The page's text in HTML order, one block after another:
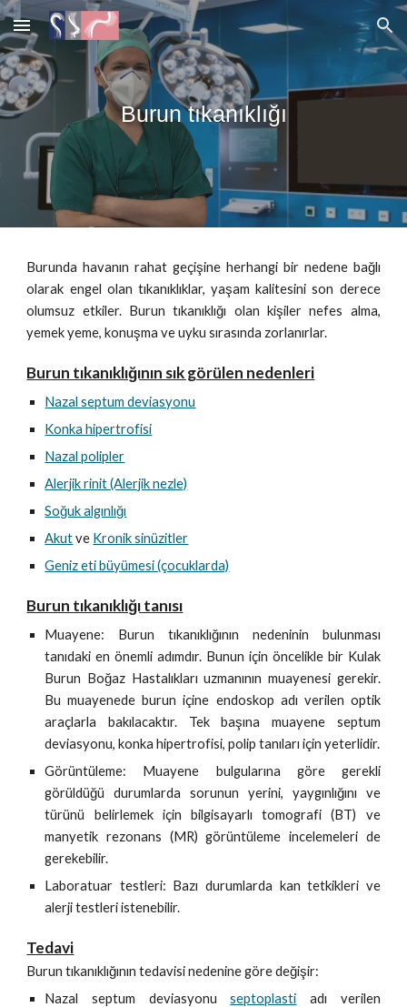
Skip to main content Skip to navigation
Burun tıkanıklığı
Burunda havanın rahat geçişine herhangi bir nedene bağlı
olarak engel olan tıkanıklıklar, yaşam kalitesini son derece
olumsuz etkiler. Burun tıkanıklığı olan kişiler nefes alma,
yemek yeme, konuşma ve uyku sırasında zorlanırlar.
Burun tıkanıklığının sık görülen nedenleri
Nazal septum deviasyonu
Konka hipertrofisi
Nazal polipler
Alerjik rinit (Alerjik nezle)
Soğuk algınlığı
Akutve Kronik sinüzitler
Geniz eti büyümesi (çocuklarda)
Burun tıkanıklığı tanısı
Muayene: Burun tıkanıklığının nedeninin bulunması
tanıdaki en önemli adımdır. Bunun için öncelikle bir Kulak
Burun Boğaz Hastalıkları uzmanının muayenesi gerekir.
Bu muayenede burun içine endoskop adı verilen optik
araçlarla bakılacaktır. Tek başına muayene septum
deviasyonu, konka hipertrofisi, polip tanıları için yeterlidir.
Görüntüleme: Muayene bulgularına göre gerekli
görüldüğü durumlarda sorunun yerini, yaygınlığını ve
türünü belirlemek için bilgisayarlı tomografi (BT) ve
manyetik rezonans (MR) görüntüleme incelemeleri de
gerekebilir.
Laboratuar testleri: Bazı durumlarda kan tetkikleri ve
alerji testleri istenebilir.
Tedavi
Burun tıkanıklığının tedavisi nedenine göre değişir:
Nazal septum deviasyonuseptoplasti adı verilen